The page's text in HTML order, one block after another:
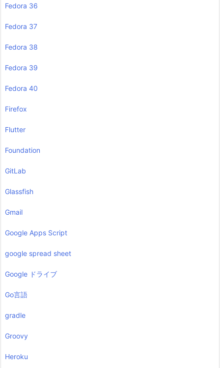
Fedora 36
Fedora 37
Fedora 38
Fedora 39
Fedora 40
Firefox
Flutter
Foundation
GitLab
Glassfish
Gmail
Google Apps Script
google spread sheet
Google ドライブ
Go言語
gradle
Groovy
Heroku